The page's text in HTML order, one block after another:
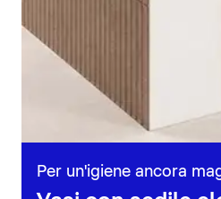
Per un'igiene ancora